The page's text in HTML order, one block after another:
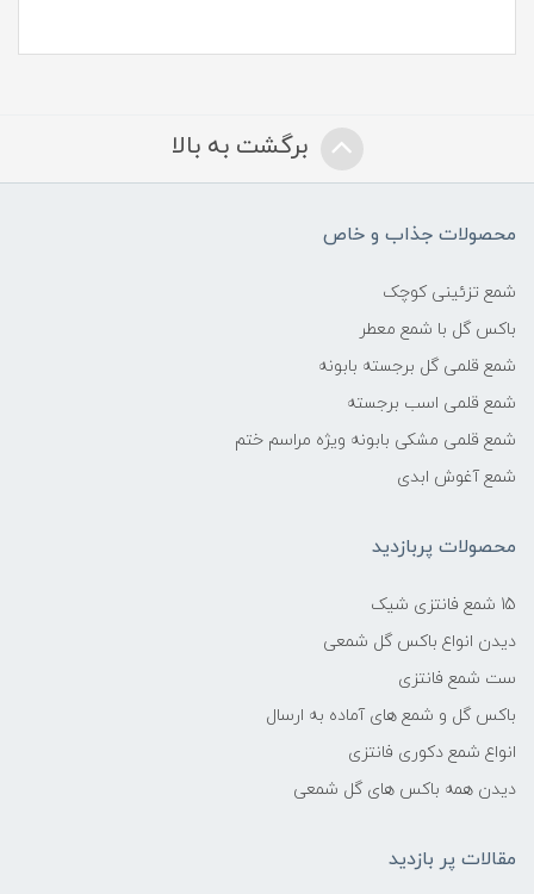
برگشت به بالا
محصولات جذاب و خاص
شمع تزئینی کوچک
باکس گل با شمع معطر
شمع قلمی گل برجسته بابونه
شمع قلمی اسب برجسته
شمع قلمی مشکی بابونه ویژه مراسم ختم
شمع آغوش ابدی
محصولات پربازدید
15 شمع فانتزی شیک
دیدن انواع باکس گل شمعی
ست شمع فانتزی
باکس گل و شمع های آماده به ارسال
انواع شمع دکوری فانتزی
دیدن همه باکس های گل شمعی
مقالات پر بازدید